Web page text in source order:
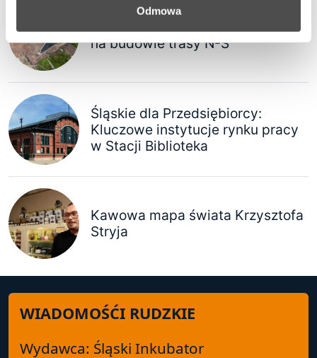
Odmowa
Historyczna operacja inżynieryjna
na budowie trasy N-S
Śląskie dla Przedsiębiorcy:
Kluczowe instytucje rynku pracy
w Stacji Biblioteka
Kawowa mapa świata Krzysztofa
Stryja
WIADOMOŚĆI RUDZKIE
Wydawca: Śląski Inkubator